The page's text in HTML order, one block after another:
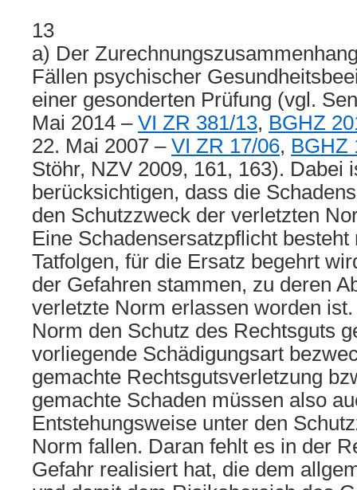
13
a) Der
Fällen psychischer
einer gesonderten Prüfung (vgl.
Mai 2014 – VI ZR 381/13, BGHZ
22. Mai 2007 – VI ZR 17/06, BGHZ
Stöhr, NZV 2009, 161, 163). Dabei
berücksichtigen, dass die
den Schutzzweck der verletzten
Eine Schadensersatzpflicht besteht
Tatfolgen, für die Ersatz begehrt
der Gefahren stammen, zu deren
verletzte Norm erlassen worden
Norm den Schutz des Rechtsguts
vorliegende Schädigungsart
gemachte Rechtsgutsverletzung
gemachte Schaden müssen also
Entstehungsweise unter den
Norm fallen. Daran fehlt es in der
Gefahr realisiert hat, die dem